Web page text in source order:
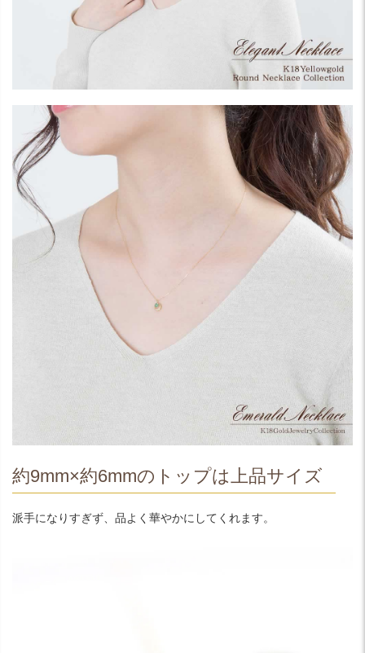
約9mm×約6mmのトップは上品サイズ
派手になりすぎず、品よく華やかにしてくれます。